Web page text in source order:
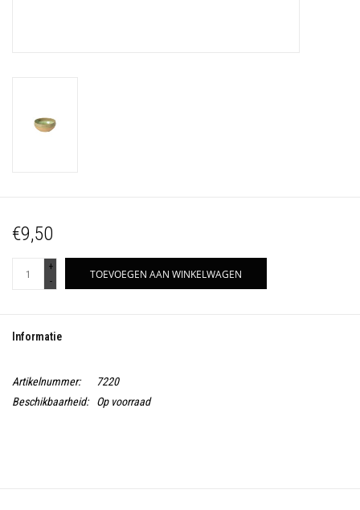
€9,50
+
-
TOEVOEGEN AAN WINKELWAGEN
Informatie
Artikelnummer:
7220
Beschikbaarheid:
Op voorraad